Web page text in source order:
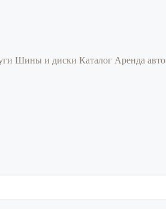
Шины и диски Каталог Аренда